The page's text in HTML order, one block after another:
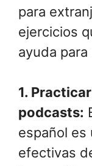
para
ejercicios
ayuda para
1.
podcasts:
español es
efectivas